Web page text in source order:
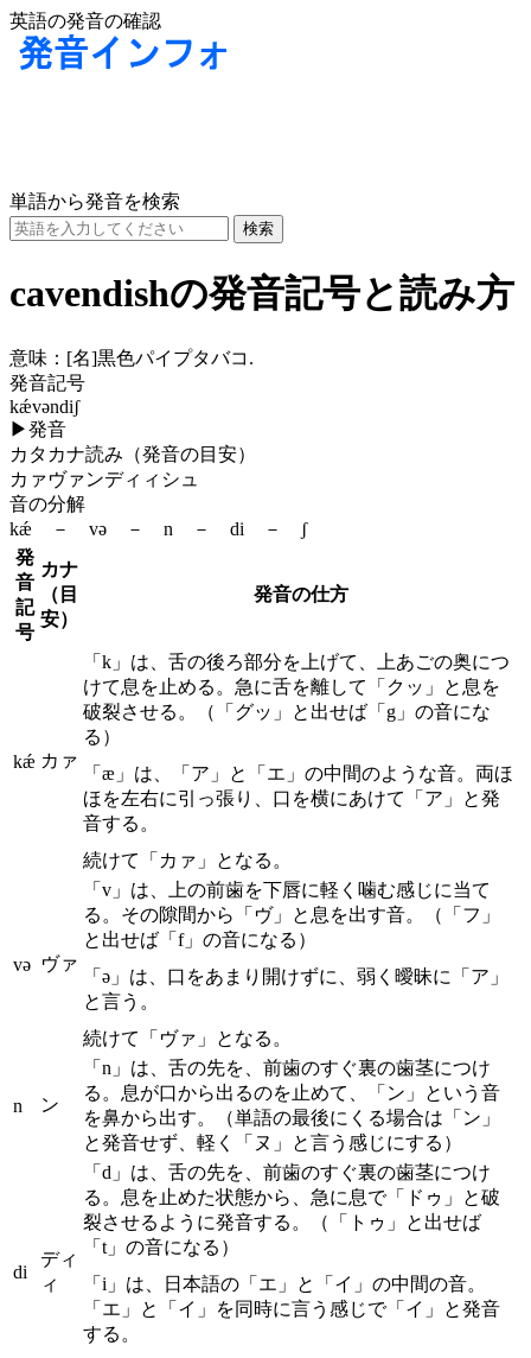
英語の発音の確認
単語から発音を検索
cavendishの発音記号と読み方
意味： [名]黒色パイプタバコ.
発音記号
kǽvəndiʃ
▶発音
カタカナ読み（発音の目安）
カァヴァンディィシュ
音の分解
kǽ － və － n － di － ʃ
発
音
記
号
カナ
（目
安）
発音の仕方
kǽ カァ
「k」は、舌の後ろ部分を上げて、上あごの奥につ
けて息を止める。急に舌を離して「クッ」と息を
破裂させる。（「グッ」と出せば「g」の音にな
る）
「æ」は、「ア」と「エ」の中間のような音。両ほ
ほを左右に引っ張り、口を横にあけて「ア」と発
音する。
続けて「カァ」となる。
və ヴァ
「v」は、上の前歯を下唇に軽く噛む感じに当て
る。その隙間から「ヴ」と息を出す音。（「フ」
と出せば「f」の音になる）
「ə」は、口をあまり開けずに、弱く曖昧に「ア」
と言う。
続けて「ヴァ」となる。
n ン
「n」は、舌の先を、前歯のすぐ裏の歯茎につけ
る。息が口から出るのを止めて、「ン」という音
を鼻から出す。（単語の最後にくる場合は「ン」
と発音せず、軽く「ヌ」と言う感じにする）
di
ディ
ィ
「d」は、舌の先を、前歯のすぐ裏の歯茎につけ
る。息を止めた状態から、急に息で「ドゥ」と破
裂させるように発音する。（「トゥ」と出せば
「t」の音になる）
「i」は、日本語の「エ」と「イ」の中間の音。
「エ」と「イ」を同時に言う感じで「イ」と発音
する。